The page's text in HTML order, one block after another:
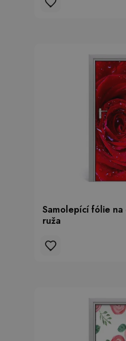
Samolepící fólie
ruža